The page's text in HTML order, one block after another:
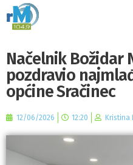
Načelnik Božidar
pozdravio
općine Sračinec
12/06/2026 12:20 Kristina